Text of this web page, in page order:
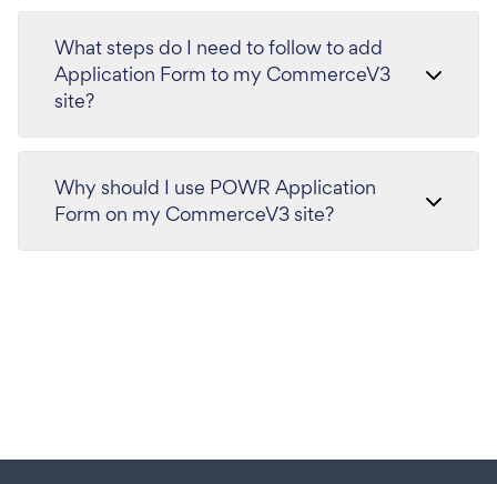
What steps do I need to follow to add
Application Form to my CommerceV3
site?
Why should I use POWR Application
Form on my CommerceV3 site?